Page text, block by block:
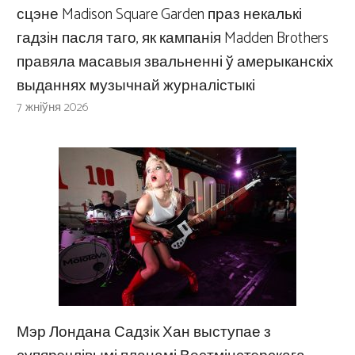
сцэне Madison Square Garden праз некалькі
гадзін пасля таго, як кампанія Madden Brothers
правяла масавыя звальненні ў амерыканскіх
выданнях музычнай журналістыкі
7 жніўня 2026
Мэр Лондана Садзік Хан выступае з